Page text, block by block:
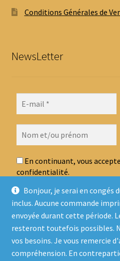
Bonjour, je serai en congés
inclus. Aucune commande
envoyée durant cette période.
resteront toutefois possibles.
vos besoins. Je vous remercie
compréhension. En
Conditions Générales de
NewsLetter
En continuant, vous
confidentialité.